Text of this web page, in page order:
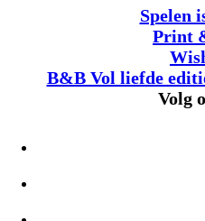
Spelen
Print
B&B Vol liefde
Volg